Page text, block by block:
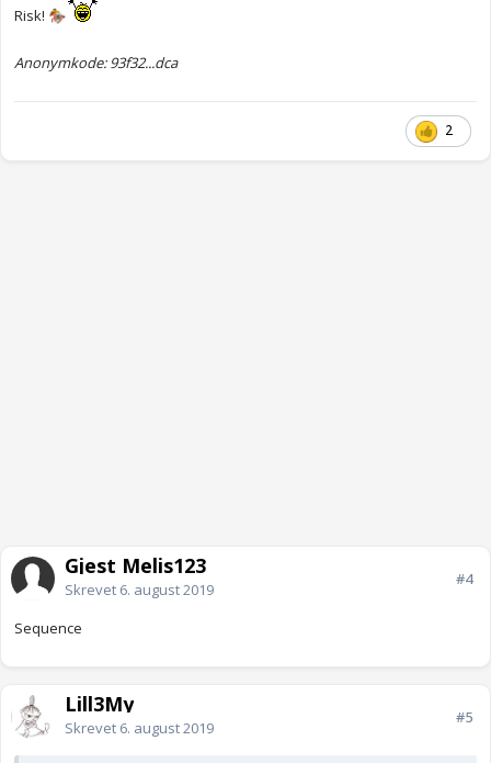
Risk! 🏇
Anonymkode: 93f32...dca
2
Gjest Melis123
Skrevet 6. august 2019
#4
Sequence
Lill3My
Skrevet 6. august 2019
#5